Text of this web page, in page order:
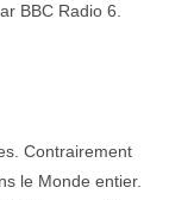
BBC Radio 6.
Contrairement
le Monde entier.